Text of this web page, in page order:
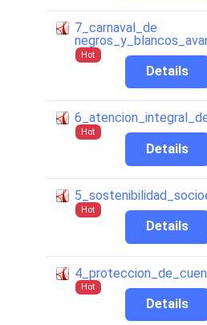
7_carnaval_de
Hot
Details
Hot
Details
Hot
Details
Hot
Details